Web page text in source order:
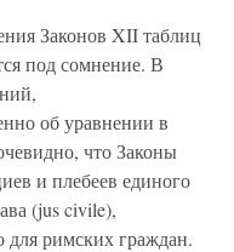
Законов XII таблиц
под сомнение. В
об уравнении в
что Законы
и плебеев единого
(jus civile),
для римских граждан.